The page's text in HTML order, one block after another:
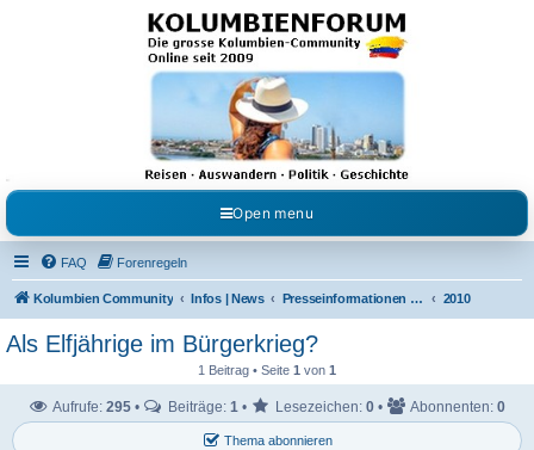
Kolumbienforum - Das
grosse Forum der
Freunde Kolumbiens
Reisen, Auswandern, Kultur, Politik, Geschichte und Visum in Kolumbien und Venezuela.
Austausch, Erfahrungen und Gemeinschaft im Kolumbienforum
Open menu
FAQ Forenregeln
Kolumbien Community Infos | News Presseinformationen & Neuigkeiten 2010
Als Elfjährige im Bürgerkrieg?
1 Beitrag • Seite 1 von 1
Thema abonnieren
Aufrufe: 295 • Beiträge: 1 • Lesezeichen: 0 • Abonnenten: 0